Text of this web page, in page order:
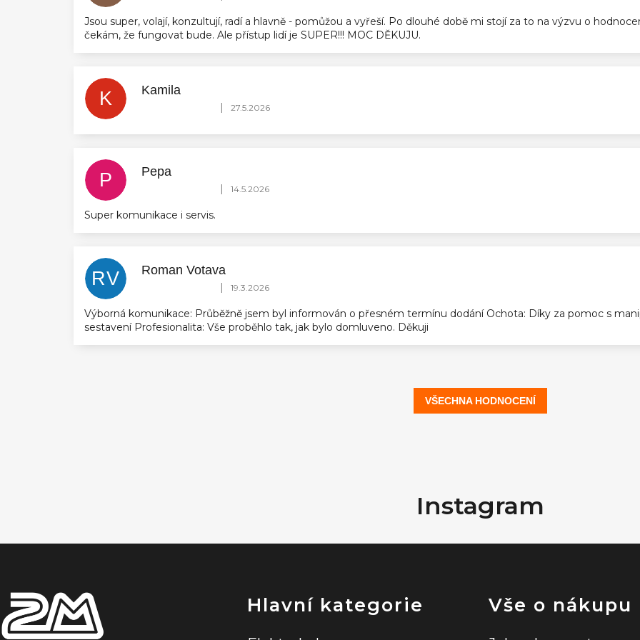
Jsou super, volají, konzultují, radí a hlavně - pomůžou a vyřeší. Po dlouhé době mi stojí za to na výzvu o
čekám, že fungovat bude. Ale přístup lidí je SUPER!!! MOC DĚKUJU.
K Kamila
Hodnocení obchodu je 5 z 5 hvězdiček.
| 27.5.2026
P Pepa
Hodnocení obchodu je 5 z 5 hvězdiček.
| 14.5.2026
Super komunikace i servis.
RV Roman Votava
Hodnocení obchodu je 5 z 5 hvězdiček.
| 19.3.2026
Výborná komunikace: Průběžně jsem byl informován o přesném termínu dodání Ochota: Díky za pomoc s
sestavení Profesionalita: Vše proběhlo tak, jak bylo domluveno. Děkuji
VŠECHNA HODNOCENÍ
a
Instagram
Hlavní kategorie Vše o nákupu